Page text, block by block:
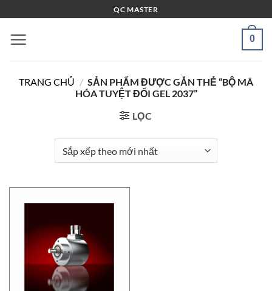
qua
nội
QC MASTER
0
TRANG CHỦ / SẢN PHẨM ĐƯỢC GẮN THẺ “BỘ MÃ
HÓA TUYỆT ĐỐI GEL 2037”
LỌC